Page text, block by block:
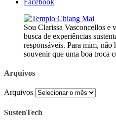
Facebook
Sou Clarissa Vasconcellos e
busca de experiências
responsáveis. Para mim, não
souvenir que uma boa troca
Arquivos
Arquivos
SustenTech